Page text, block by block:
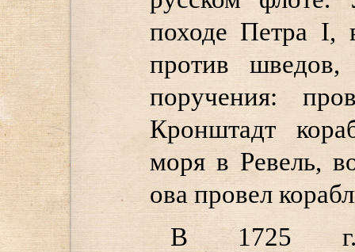
походе Петра I,
против шведов,
поручения:
Кронштадт
моря в Ревель,
ова провел
В 1725 г.